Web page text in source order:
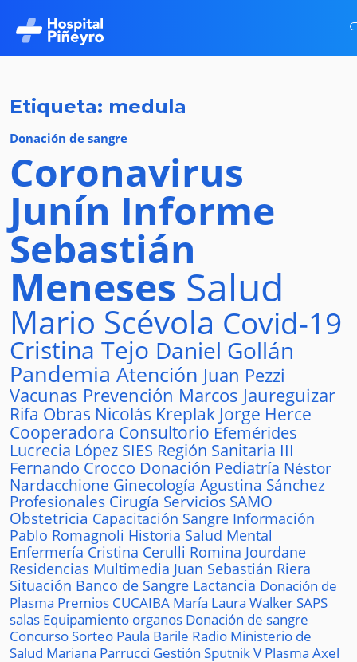
Etiqueta: medula
Donación de sangre
Coronavirus
Junín Informe
Sebastián
Meneses Salud
Mario Scévola Covid-19
Cristina Tejo Daniel Gollán
Pandemia Atención Juan Pezzi
Vacunas Prevención Marcos Jaureguizar
Rifa Obras Nicolás Kreplak Jorge Herce
Cooperadora Consultorio Efemérides
Lucrecia López SIES Región Sanitaria III
Fernando Crocco Donación Pediatría Néstor
Nardacchione Ginecología Agustina Sánchez
Profesionales Cirugía Servicios SAMO
Obstetricia Capacitación Sangre Información
Pablo Romagnoli Historia Salud Mental
Enfermería Cristina Cerulli Romina Jourdane
Residencias Multimedia Juan Sebastián Riera
Situación Banco de Sangre Lactancia Donación de
Plasma Premios CUCAIBA María Laura WalkerSAPS
salas Equipamiento organos Donación de sangre
ConcursoSorteo Paula Barile Radio Ministerio de
Salud Mariana Parrucci Gestión Sputnik V Plasma Axel